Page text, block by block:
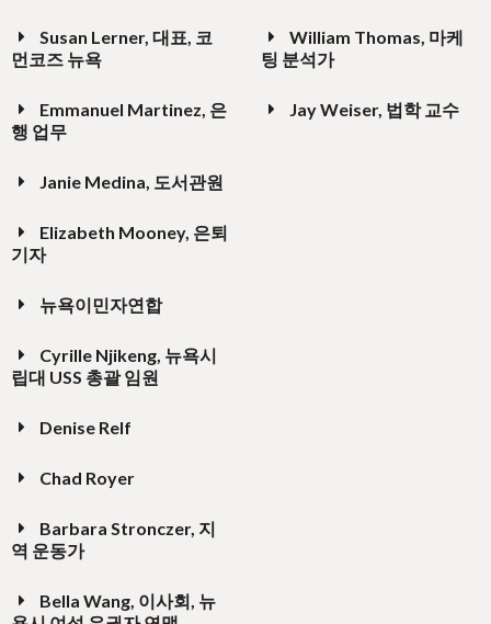
Susan Lerner, 대표, 코
먼코즈 뉴욕
Emmanuel Martinez, 은
행 업무
Janie Medina, 도서관원
Elizabeth Mooney, 은퇴
기자
뉴욕이민자연합
Cyrille Njikeng, 뉴욕시
립대 USS 총괄 임원
Denise Relf
Chad Royer
Barbara Stronczer, 지
역 운동가
Bella Wang, 이사회, 뉴
William Thomas, 마케
팅 분석가
Jay Weiser, 법학 교수